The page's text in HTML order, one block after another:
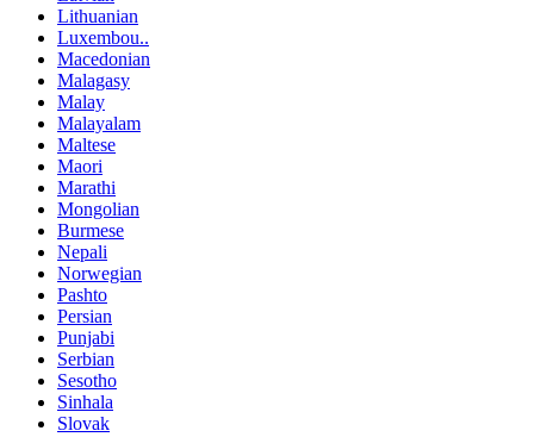
Lithuanian
Luxembou..
Macedonian
Malagasy
Malay
Malayalam
Maltese
Maori
Marathi
Mongolian
Burmese
Nepali
Norwegian
Pashto
Persian
Punjabi
Serbian
Sesotho
Sinhala
Slovak